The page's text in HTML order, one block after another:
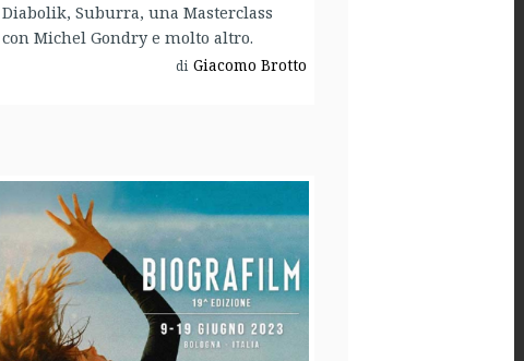
Diabolik, Suburra, una Masterclass
con Michel Gondry e molto altro.
di Giacomo Brotto